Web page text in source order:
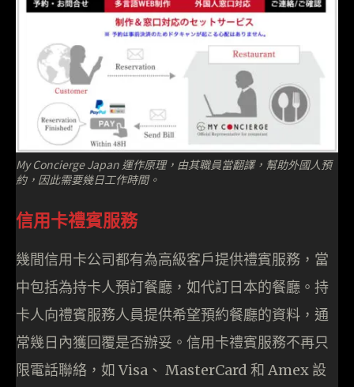
My Concierge Japan 運作原理，由其職員當翻譯，幫助外國人預
約，因此需要幾日工作時間。
信用卡禮賓服務
幾間信用卡公司都有為高級客戶提供禮賓服務，當
中包括為持卡人預訂餐廳，如代訂日本的餐廳。持
卡人向禮賓服務人員提供希望預約餐廳的資料，通
常幾日內獲回覆是否辦妥。信用卡禮賓服務不再只
限電話聯絡，如 Visa、 MasterCard 和 Amex 設